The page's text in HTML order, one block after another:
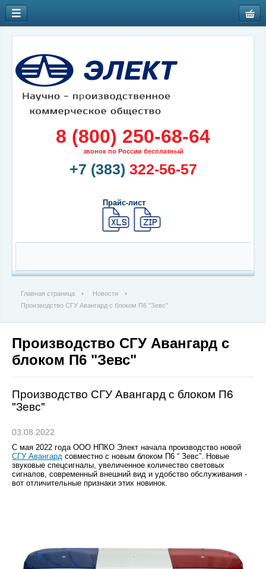
8 (800) 250-68-64
звонок по России бесплатный
+7 (383) 322-56-57
Прайс-лист
Главная страница
Новости
Производство СГУ Авангард с блоком П6 "Зевс"
Производство СГУ Авангард с
блоком П6 "Зевс"
Производство СГУ Авангард с блоком П6
"Зевс"
03.08.2022
С мая 2022 года ООО НПКО Элект начала производство новой
СГУ Авангард совместно с новым блоком П6 “ Зевс”. Новые
звуковые спецсигналы, увеличенное количество световых
сигналов, современный внешний вид и удобство обслуживания -
вот отличительные признаки этих новинок.